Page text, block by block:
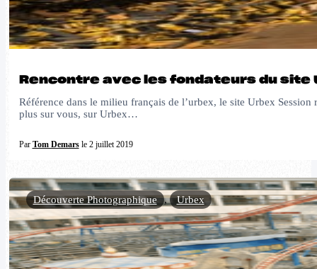
Rencontre avec les fondateurs du site
Référence dans le milieu français de l’urbex, le site Urbex
plus sur vous, sur Urbex…
Par Tom Demarsle 2 juillet 2019
Découverte Photographique , Urbex